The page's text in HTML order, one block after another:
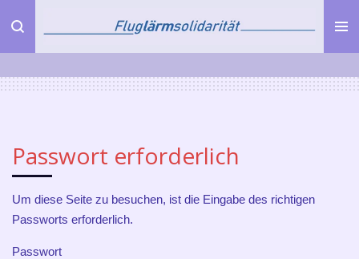
Zum
Hauptinhalt
springen
Passwort erforderlich
Um diese Seite zu besuchen, ist die Eingabe des richtigen
Passworts erforderlich.
Passwort